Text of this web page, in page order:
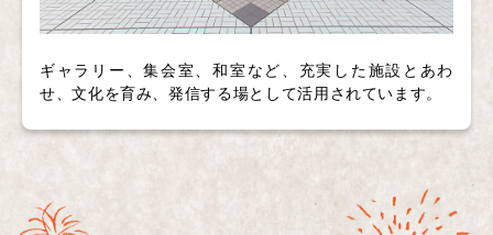
ギャラリー、集会室、和室など、充実した施設とあわ
せ、文化を育み、発信する場として活用されています。